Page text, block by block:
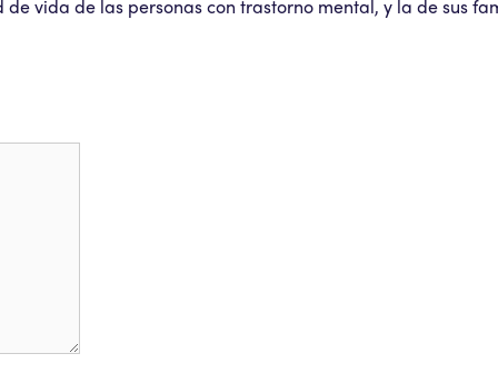
vida de las personas con trastorno mental, y la de sus